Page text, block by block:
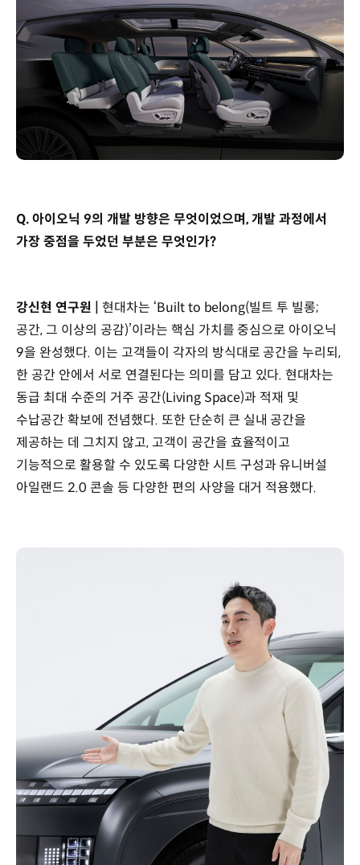
Q. 아이오닉 9의 개발 방향은 무엇이었으며, 개발 과정에서
가장 중점을 두었던 부분은 무엇인가?
강신현 연구원 | 현대차는 ‘Built to belong(빌트 투 빌롱;
공간, 그 이상의 공감)’이라는 핵심 가치를 중심으로 아이오닉
9을 완성했다. 이는 고객들이 각자의 방식대로 공간을 누리되,
한 공간 안에서 서로 연결된다는 의미를 담고 있다. 현대차는
동급 최대 수준의 거주 공간(Living Space)과 적재 및
수납공간 확보에 전념했다. 또한 단순히 큰 실내 공간을
제공하는 데 그치지 않고, 고객이 공간을 효율적이고
기능적으로 활용할 수 있도록 다양한 시트 구성과 유니버설
아일랜드 2.0 콘솔 등 다양한 편의 사양을 대거 적용했다.